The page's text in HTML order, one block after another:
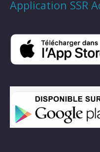
Application SSR